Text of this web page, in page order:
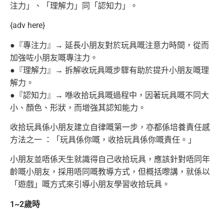
注力」、「理解力」同「認知力」。
{adv here}
●『專注力』→ 延長小朋友對於玩具嘅注意力時間，從而
加強咗小朋友嘅專注力。
●『理解力』→ 拆解收玩具嘅步驟有助於提升小朋友嘅理
解力。
●『認知力』→ 喺收拾玩具嘅過程中，因著玩具嘅不同大
小、顏色、形狀，而增強其認知能力。
收拾玩具係小朋友建立自律嘅第一步，亦都係培養責任感
方法之一 ：「玩具係你嘅，收拾玩具係你嘅責任。」
小朋友並唔係天生就識得自己收拾玩具，應該針對唔同年
齡嘅小朋友，採用唔同嘅教導方式，但概括嚟講，就係以
「遊戲」嘅方式來引導小朋友學習收拾玩具。
1~2歲時